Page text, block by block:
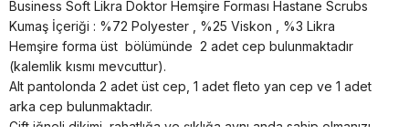
Business Soft Likra Doktor Hemşire Forması Hastane Scrubs
Kumaş İçeriği : %72 Polyester , %25 Viskon , %3 Likra
Hemşire forma üst bölümünde 2 adet cep bulunmaktadır
(kalemlik kısmı mevcuttur).
Alt pantolonda 2 adet üst cep, 1 adet fleto yan cep ve 1 adet
arka cep bulunmaktadır.
Çift iğneli dikimi, rahatlığa ve şıklığa aynı anda sahip olmanızı